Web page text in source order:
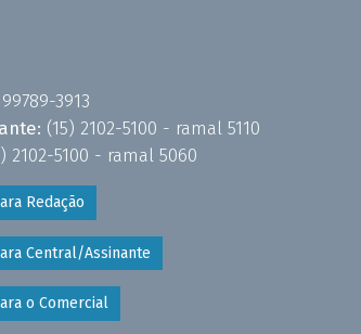
3913
(15) 2102-5100 - ramal 5110
2102-5100 - ramal 5060
Redação
Central/Assinante
o Comercial